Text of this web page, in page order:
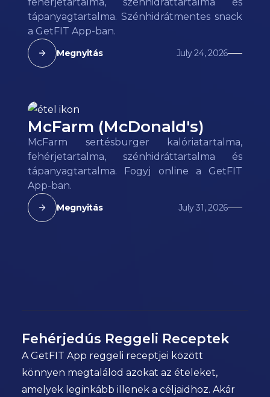
tápanyagtartalma. Szénhidrátmentes snack
a GetFIT App-ban.
Megnyitás July 24, 2026
McFarm (McDonald's)
McFarm sertésburger kalóriatartalma,
fehérjetartalma, szénhidráttartalma és
tápanyagtartalma. Fogyj online a GetFIT
App-ban.
Megnyitás July 31, 2026
Fehérjedús Reggeli Receptek
A GetFIT App reggeli receptjei között
könnyen megtalálod azokat az ételeket,
amelyek leginkább illenek a céljaidhoz. Akár